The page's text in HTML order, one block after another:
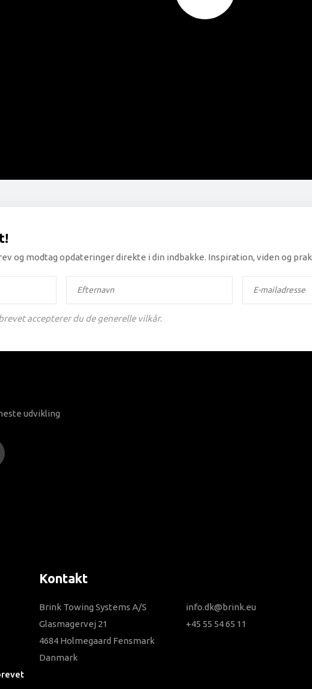
og modtag opdateringer direkte i din indbakke. Inspiration, viden og
accepterer du de generelle vilkår.
udvikling
Kontakt
Brink Towing Systems A/S
Glasmagervej 21
4684 Holmegaard Fensmark
Danmark
info.dk@brink.eu
+45 55 54 65 11